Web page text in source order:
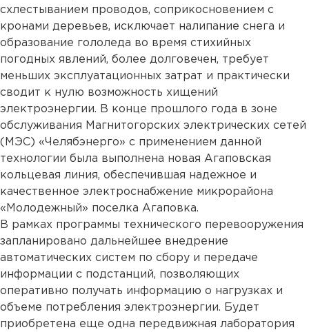
схлестыванием проводов, соприкосновением с
кронами деревьев, исключает налипание снега и
образование гололеда во время стихийных
погодных явлений, более долговечен, требует
меньших эксплуатационных затрат и практически
сводит к нулю возможность хищений
электроэнергии. В конце прошлого года в зоне
обслуживания Магнитогорских электрических сетей
(МЭС) «Челябэнерго» с применением данной
технологии была выполнена новая Агаповская
кольцевая линия, обеспечившая надежное и
качественное электроснабжение микрорайона
«Молодежный» поселка Агаповка.
В рамках программы технического перевооружения
запланировано дальнейшее внедрение
автоматических систем по сбору и передаче
информации с подстанций, позволяющих
оперативно получать информацию о нагрузках и
объеме потребления электроэнергии. Будет
приобретена еще одна передвижная лаборатория